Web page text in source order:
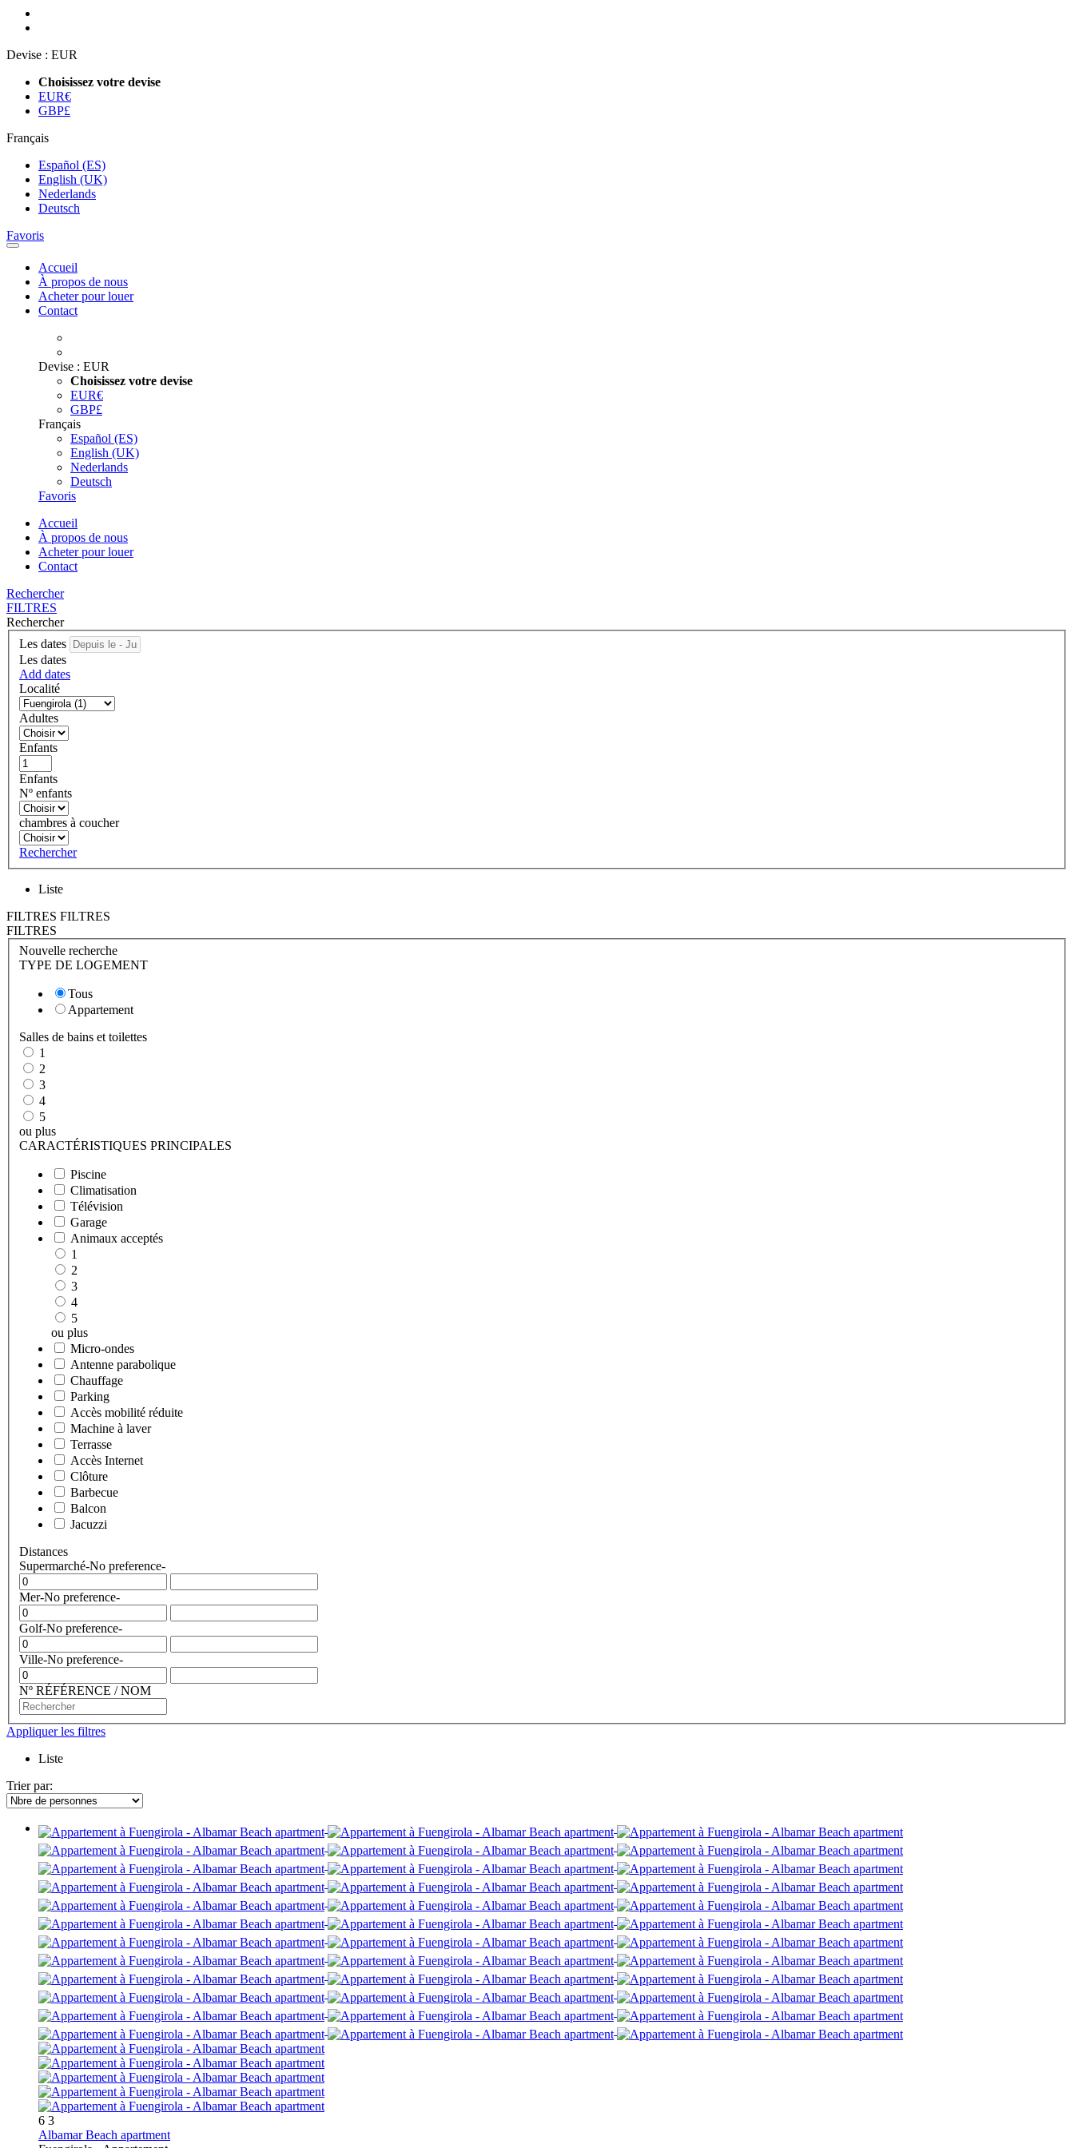
Devise : EUR
Choisissez votre devise
EUR€
GBP£
Français
Español (ES)
English (UK)
Nederlands
Deutsch
Favoris
Accueil
À propos de nous
Acheter pour louer
Contact
Devise : EUR
Choisissez votre devise
EUR€
GBP£
Français
Español (ES)
English (UK)
Nederlands
Deutsch
Favoris
Accueil
À propos de nous
Acheter pour louer
Contact
Rechercher
FILTRES
Rechercher
Les dates
Les dates
Add dates
Localité
Adultes
Enfants
Enfants
Nº enfants
chambres à coucher
Rechercher
Liste
FILTRES FILTRES
FILTRES
Nouvelle recherche
TYPE DE LOGEMENT
Tous
Appartement
Salles de bains et toilettes
1
2
3
4
5
ou plus
CARACTÉRISTIQUES PRINCIPALES
Piscine
Climatisation
Télévision
Garage
Animaux acceptés
1
2
3
4
5
ou plus
Micro-ondes
Antenne parabolique
Chauffage
Parking
Accès mobilité réduite
Machine à laver
Terrasse
Accès Internet
Clôture
Barbecue
Balcon
Jacuzzi
Distances
Supermarché-No preference-
Mer-No preference-
Golf-No preference-
Ville-No preference-
Nº RÉFÉRENCE / NOM
Appliquer les filtres
Liste
Trier par:
6 3
Albamar Beach apartment